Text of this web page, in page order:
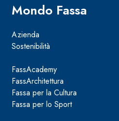
Mondo Fassa
Azienda
Sostenibilità
FassAcademy
FassArchitettura
Fassa per la Cultura
Fassa per lo Sport